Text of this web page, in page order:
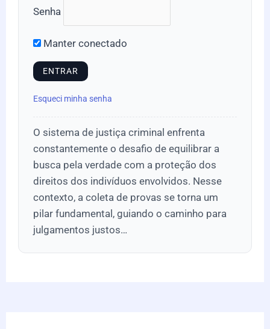
Senha
Manter conectado
Esqueci minha senha
O sistema de justiça criminal enfrenta
constantemente o desafio de equilibrar a
busca pela verdade com a proteção dos
direitos dos indivíduos envolvidos. Nesse
contexto, a coleta de provas se torna um
pilar fundamental, guiando o caminho para
julgamentos justos…